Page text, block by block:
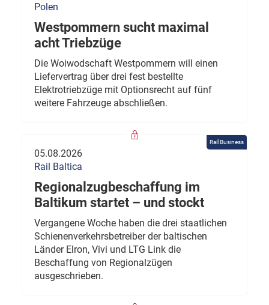
Polen
Westpommern sucht maximal
acht Triebzüge
Die Woiwodschaft Westpommern will einen
Liefervertrag über drei fest bestellte
Elektrotriebzüge mit Optionsrecht auf fünf
weitere Fahrzeuge abschließen.
Rail Business
05.08.2026
Rail Baltica
Regionalzugbeschaffung im
Baltikum startet – und stockt
Vergangene Woche haben die drei staatlichen
Schienenverkehrsbetreiber der baltischen
Länder Elron, Vivi und LTG Link die
Beschaffung von Regionalzügen
ausgeschrieben.